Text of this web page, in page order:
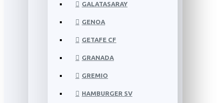
GALATASARAY
GENOA
GETAFE CF
GRANADA
GREMIO
HAMBURGER SV